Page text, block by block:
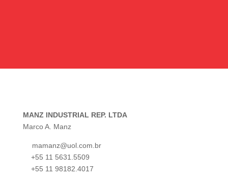
MANZ INDUSTRIAL REP. LTDA
Marco A. Manz
mamanz@uol.com.br
+55 11 5631.5509
+55 11 98182.4017